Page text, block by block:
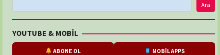
Ara
YOUTUBE & MOBİL
ABONE OL MOBİL APPS